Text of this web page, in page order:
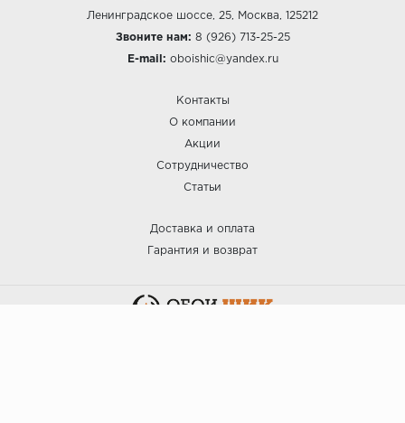
Ленинградское шоссе, 25, Москва, 125212
Звоните нам: 8 (926) 713-25-25
E-mail: oboishic@yandex.ru
Контакты
О компании
Акции
Сотрудничество
Статьи
Доставка и оплата
Гарантия и возврат